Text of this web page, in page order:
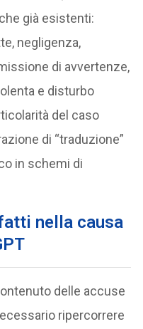
già esistenti:
negligenza,
di avvertenze,
e disturbo
del caso
di “traduzione”
in schemi di
nella causa
delle accuse
ripercorrere